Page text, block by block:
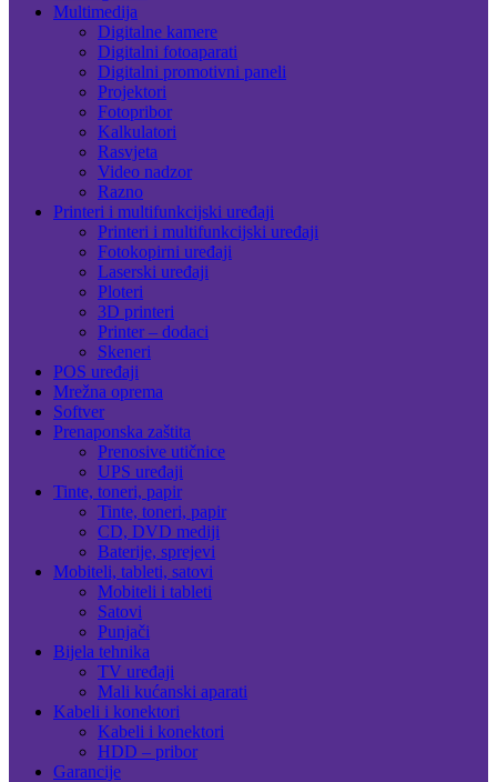
Multimedija
Digitalne kamere
Digitalni fotoaparati
Digitalni promotivni paneli
Projektori
Fotopribor
Kalkulatori
Rasvjeta
Video nadzor
Razno
Printeri i multifunkcijski uređaji
Printeri i multifunkcijski uređaji
Fotokopirni uređaji
Laserski uređaji
Ploteri
3D printeri
Printer – dodaci
Skeneri
POS uređaji
Mrežna oprema
Softver
Prenaponska zaštita
Prenosive utičnice
UPS uređaji
Tinte, toneri, papir
Tinte, toneri, papir
CD, DVD mediji
Baterije, sprejevi
Mobiteli, tableti, satovi
Mobiteli i tableti
Satovi
Punjači
Bijela tehnika
TV uređaji
Mali kućanski aparati
Kabeli i konektori
Kabeli i konektori
HDD – pribor
Garancije